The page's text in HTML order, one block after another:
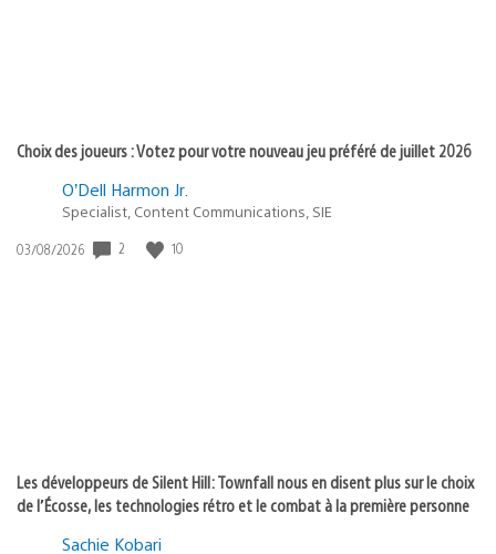
Choix des joueurs : Votez pour votre nouveau jeu préféré de juillet 2026
O’Dell Harmon Jr.
Specialist, Content Communications, SIE
Date
03/08/2026 2 10
Les développeurs de Silent Hill: Townfall nous en disent plus sur le choix
de l’Écosse, les technologies rétro et le combat à la première personne
Sachie Kobari